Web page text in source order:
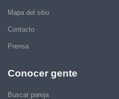
Mapa del sitio
Contacto
Prensa
Conocer gente
Buscar pareja